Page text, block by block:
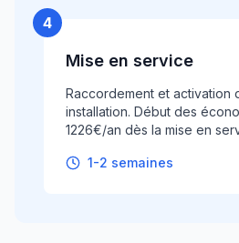
4
Mise en service
Raccordement et activation
installation. Début des
1226€/an dès la mise en
1-2 semaines